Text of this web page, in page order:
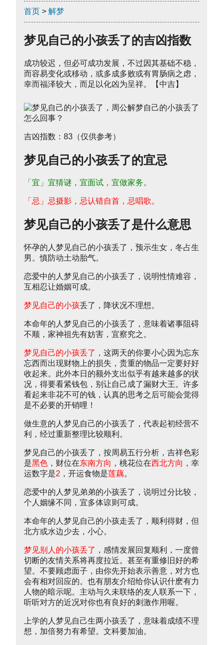
首页 > 解梦
梦见自己的小孩丢了的吉凶指数
成功较迟，但必可成功发展，不过因其基础不稳，
而容易变化或移动，或多成多败或有胃肠病之虑，
幸而福泽较大，而足以化凶为呈祥。【中吉】
吉凶指数：83（仅供参考）
梦见自己的小孩丢了的宜忌
「宜」宜猜谜，宜面试，宜做家务。
「忌」忌摄影，忌认错自首，忌唱歌。
梦见自己的小孩丢了是什么意思
怀孕的人梦见自己的小孩丢了，预示生女，冬占生
男。慎防动土动胎气。
恋爱中的人梦见自己的小孩丢了，说明性情难容，
互相忍让婚姻可成。
梦见自己的小孩丢了，降状况不理想。
本命年的人梦见自己的小孩丢了，意味着诸事阻碍
不顺，家神祖先有妨害，宜察究之。
梦见自己的小孩丢了 ，这两天的你要小心因为忘东
忘西而出现财物上的损失，贵重的物品一定要好好
收起来。此外本日的额外支出似乎有越来越多的状
况，得要看紧钱包，别让自己成了漏财大王。许多
看起来非花不可的钱，认真的思考之后可能会觉得
是不必要的开销哩！
做生意的人梦见自己的小孩丢了，代表起初经营不
利，经过重新整理比较顺利。
梦见自己的小孩丢了，按周易五行分析，吉祥色彩
是黑色 ，财位在东南方向 ，桃花位在西北方向 ，幸
运数字是2 ，开运食物是莲藕。
恋爱中的人梦见弟弟的小孩丢了，说明过分比较，
个人姻缘不同，宜多体谅则可成。
本命年的人梦见自己的小孩走丢了，顺利得财，但
北方或水边少去，小心。
梦见别人的小孩丢了 ，感情发展回复顺利，一度曾
切断的友情关系将再度拉近。甚至有重修旧好的希
望。不要顾虑面子，由你先开始表示善意，对方也
会有相对回应的。也有朋友介绍给你认识什麽有力
人物的暗示呢。主动与久未联络的友人联系一下，
听听对方的近况对你也有良好的刺激作用喔。
上学的人梦见自己生两小孩丢了，意味着成绩不理
想，加倍努力有希望。文科要加油。